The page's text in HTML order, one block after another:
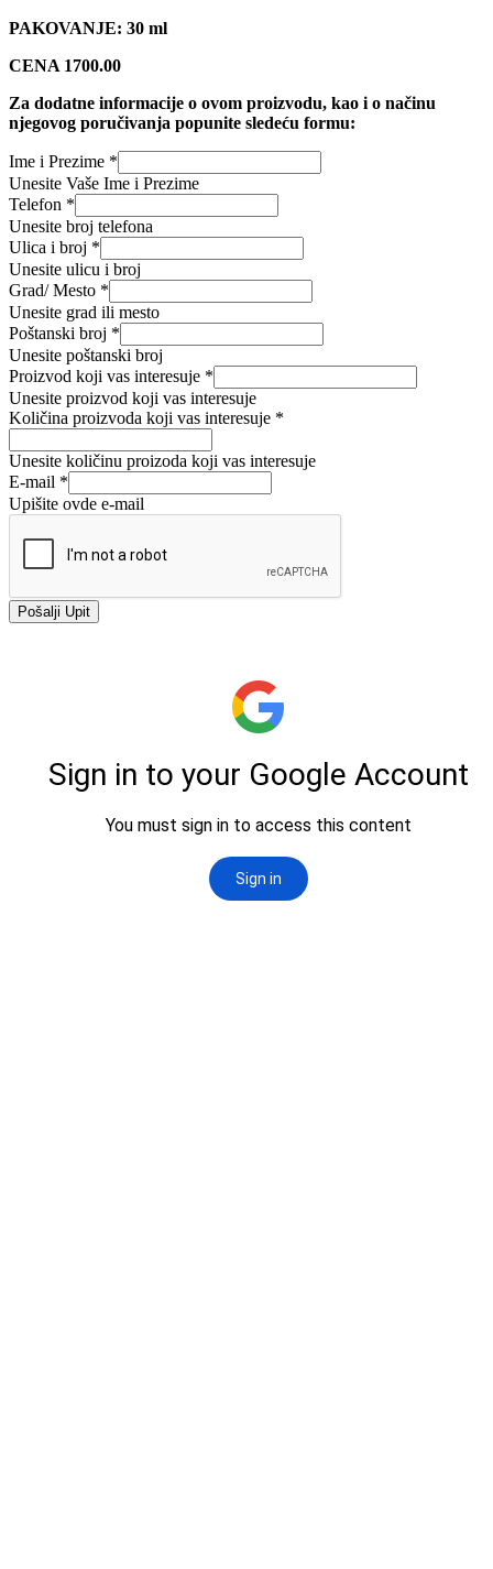
PAKOVANJE: 30 ml
CENA 1700.00
Za dodatne informacije o ovom proizvodu, kao i o načinu
njegovog poručivanja popunite sledeću formu:
Ime i Prezime *
Unesite Vaše Ime i Prezime
Telefon *
Unesite broj telefona
Grad/
Proizvod
Ulica i broj *
Unesite ulicu i broj
Grad/ Mesto *
Unesite grad ili mesto
Poštanski broj *
Unesite poštanski broj
Proizvod koji vas interesuje *
Unesite proizvod koji vas interesuje
Količina proizvoda koji vas interesuje *
Unesite količinu proizoda koji vas interesuje
E-mail *
Upišite ovde e-mail
Pošalji Upit